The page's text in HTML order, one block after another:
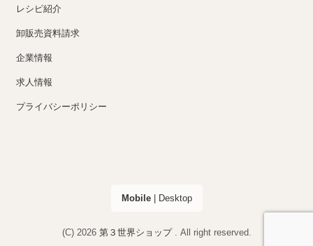
レシピ紹介
卸販売資料請求
企業情報
求人情報
プライバシーポリシー
Mobile| Desktop
(C) 2026 第３世界ショップ . All right reserved.